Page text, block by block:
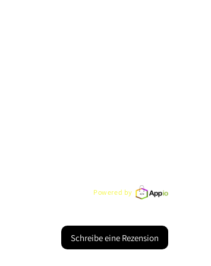
Powered by
Schreibe eine Rezension